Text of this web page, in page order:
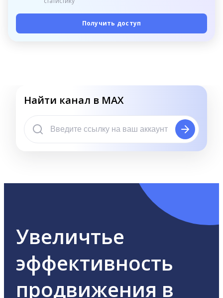
Получить доступ
Найти канал в MAX
Увеличтье
эффективность
продвижения в